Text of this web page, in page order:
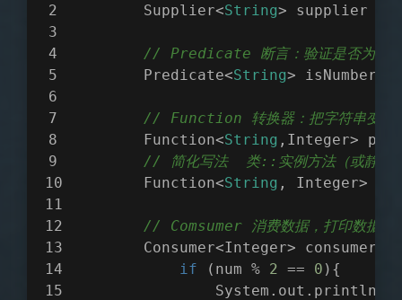
        Supplier<
String> supplier
// Predicate 断言：验证是否为一
        Predicate<
String> isNumber
// Function 转换器：把字符串变成
        Function<
String ,Integer>
// 简化写法  类::实例方法（或静态
        Function<
String , Integer>
// Comsumer 消费数据，打印数据
Consumer<Integer> consumer =
if (num % 2 == 0 ){